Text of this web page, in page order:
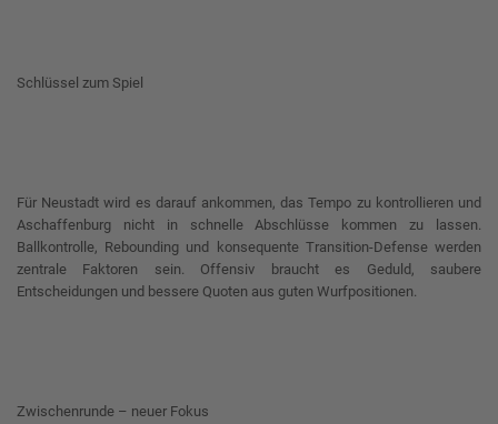
Schlüssel zum Spiel
Für Neustadt wird es darauf ankommen, das Tempo zu kontrollieren und
Aschaffenburg nicht in schnelle Abschlüsse kommen zu lassen.
Ballkontrolle, Rebounding und konsequente Transition-Defense werden
zentrale Faktoren sein. Offensiv braucht es Geduld, saubere
Entscheidungen und bessere Quoten aus guten Wurfpositionen.
Zwischenrunde – neuer Fokus